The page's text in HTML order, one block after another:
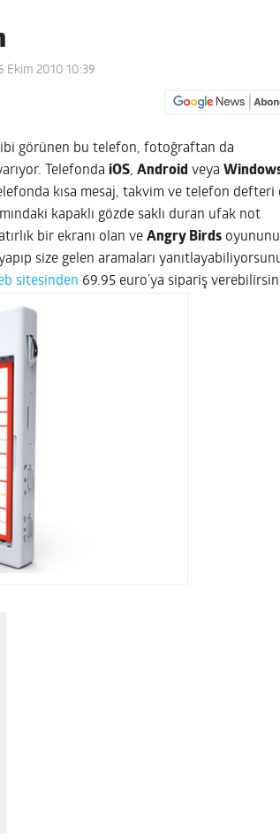
Ekim 2010 10:39
görünen bu telefon, fotoğraftan da
Telefonda iOS, Android veya
kısa mesaj, takvim ve telefon defteri
kapaklı gözde saklı duran ufak not
bir ekranı olan ve Angry Birds
size gelen aramaları
sitesinden 69.95 euro’ya sipariş